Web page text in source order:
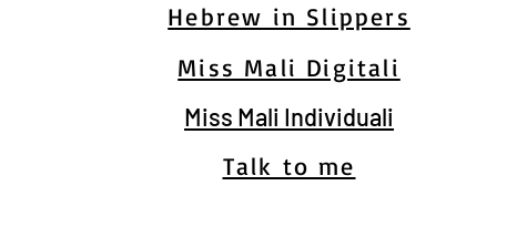
Hebrew in Slippers
Miss Mali Digitali
Miss Mali Individuali
Talk to me